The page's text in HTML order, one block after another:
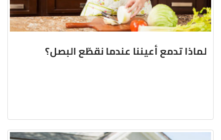
لماذا تدمع أعيننا عندما نقطّع البصل؟